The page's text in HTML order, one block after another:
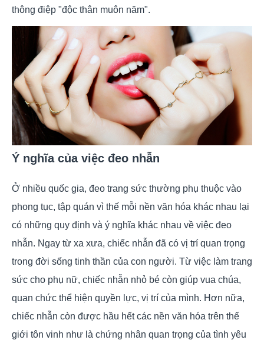
thông điệp "độc thân muôn năm".
Ý nghĩa của việc đeo nhẫn
Ở nhiều quốc gia, đeo trang sức thường phụ thuộc vào
phong tục, tập quán vì thế mỗi nền văn hóa khác nhau lại
có những quy định và ý nghĩa khác nhau về việc đeo
nhẫn. Ngay từ xa xưa, chiếc nhẫn đã có vị trí quan trọng
trong đời sống tinh thần của con người. Từ việc làm trang
sức cho phụ nữ, chiếc nhẫn nhỏ bé còn giúp vua chúa,
quan chức thể hiện quyền lực, vị trí của mình. Hơn nữa,
chiếc nhẫn còn được hầu hết các nền văn hóa trên thế
giới tôn vinh như là chứng nhân quan trọng của tình yêu